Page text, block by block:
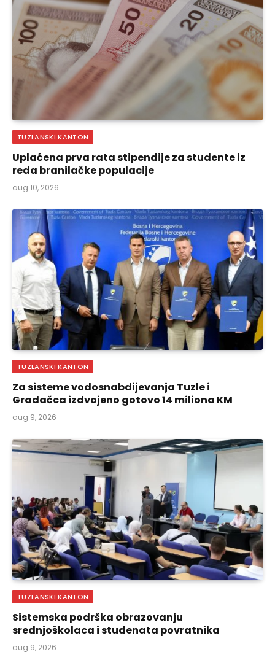
TUZLANSKI KANTON
Uplaćena prva rata stipendije za studente iz
reda branilačke populacije
aug 10, 2026
TUZLANSKI KANTON
Za sisteme vodosnabdijevanja Tuzle i
Gradačca izdvojeno gotovo 14 miliona KM
aug 9, 2026
TUZLANSKI KANTON
Sistemska podrška obrazovanju
srednjoškolaca i studenata povratnika
aug 9, 2026